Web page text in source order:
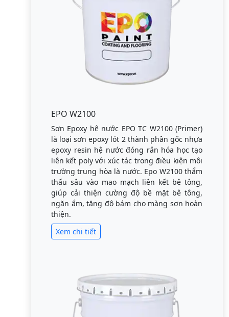
EPO W2100
Sơn Epoxy hệ nước EPO TC W2100 (Primer)
là loại sơn epoxy lót 2 thành phần gốc nhựa
epoxy resin hệ nước đóng rắn hóa học tạo
liên kết poly với xúc tác trong điều kiện môi
trường trung hòa là nước. Epo W2100 thẩm
thấu sâu vào mao mạch liên kết bê tông,
giúp cải thiện cường độ bề mặt bê tông,
ngăn ẩm, tăng độ bám cho màng sơn hoàn
thiện.
Xem chi tiết